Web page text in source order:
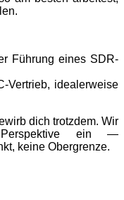
Führung eines SDR-
Vertrieb, idealerweise
dich trotzdem. Wir
ein —
keine Obergrenze.